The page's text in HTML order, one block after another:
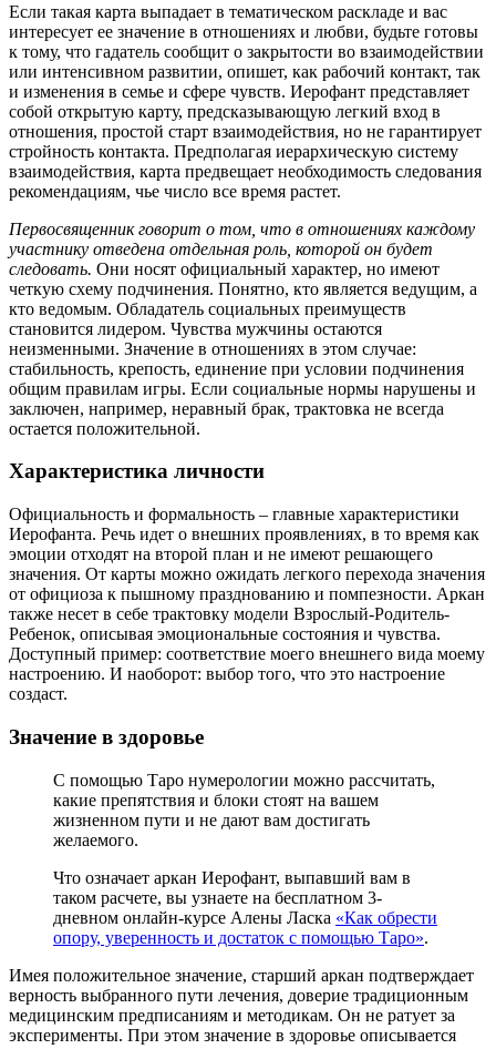
Если такая карта выпадает в тематическом раскладе и вас
интересует ее значение в отношениях и любви, будьте готовы
к тому, что гадатель сообщит о закрытости во взаимодействии
или интенсивном развитии, опишет, как рабочий контакт, так
и изменения в семье и сфере чувств. Иерофант представляет
собой открытую карту, предсказывающую легкий вход в
отношения, простой старт взаимодействия, но не гарантирует
стройность контакта. Предполагая иерархическую систему
взаимодействия, карта предвещает необходимость следования
рекомендациям, чье число все время растет.
Первосвященник говорит о том, что в отношениях каждому
участнику отведена отдельная роль, которой он будет
следовать. Они носят официальный характер, но имеют
четкую схему подчинения. Понятно, кто является ведущим, а
кто ведомым. Обладатель социальных преимуществ
становится лидером. Чувства мужчины остаются
неизменными. Значение в отношениях в этом случае:
стабильность, крепость, единение при условии подчинения
общим правилам игры. Если социальные нормы нарушены и
заключен, например, неравный брак, трактовка не всегда
остается положительной.
Характеристика личности
Официальность и формальность – главные характеристики
Иерофанта. Речь идет о внешних проявлениях, в то время как
эмоции отходят на второй план и не имеют решающего
значения. От карты можно ожидать легкого перехода значения
от официоза к пышному празднованию и помпезности. Аркан
также несет в себе трактовку модели Взрослый-Родитель-
Ребенок, описывая эмоциональные состояния и чувства.
Доступный пример: соответствие моего внешнего вида моему
настроению. И наоборот: выбор того, что это настроение
создаст.
Значение в здоровье
С помощью Таро нумерологии можно рассчитать,
какие препятствия и блоки стоят на вашем
жизненном пути и не дают вам достигать
желаемого.
Что означает аркан Иерофант, выпавший вам в
таком расчете, вы узнаете на бесплатном 3-
дневном онлайн-курсе Алены Ласка «Как обрести
опору, уверенность и достаток с помощью Таро».
Имея положительное значение, старший аркан подтверждает
верность выбранного пути лечения, доверие традиционным
медицинским предписаниям и методикам. Он не ратует за
эксперименты. При этом значение в здоровье описывается